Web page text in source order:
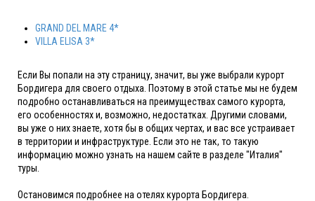
GRAND DEL MARE 4*
VILLA ELISA 3*
Если Вы попали на эту страницу, значит, вы уже выбрали курорт
Бордигера для своего отдыха. Поэтому в этой статье мы не будем
подробно останавливаться на преимуществах самого курорта,
его особенностях и, возможно, недостатках. Другими словами,
вы уже о них знаете, хотя бы в общих чертах, и вас все устраивает
в территории и инфраструктуре. Если это не так, то такую
информацию можно узнать на нашем сайте в разделе "Италия"
туры.
Остановимся подробнее на отелях курорта Бордигера.